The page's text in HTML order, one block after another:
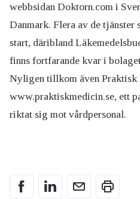
webbsidan Doktorn.com i
Danmark. Flera av de tjänster
start, däribland
finns fortfarande kvar i
Nyligen tillkom även
www.praktiskmedicin.se, ett
riktat sig mot vårdpersonal.